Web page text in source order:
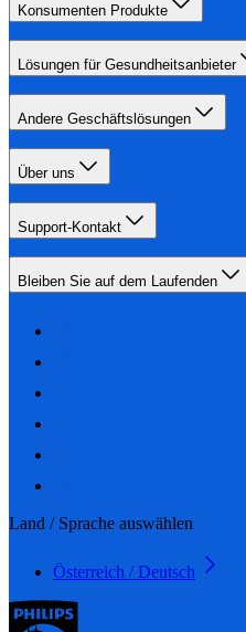
Konsumenten Produkte
Lösungen für Gesundheitsanbieter
Andere Geschäftslösungen
Über uns
Support-Kontakt
Bleiben Sie auf dem Laufenden
Land / Sprache auswählen
Österreich / Deutsch